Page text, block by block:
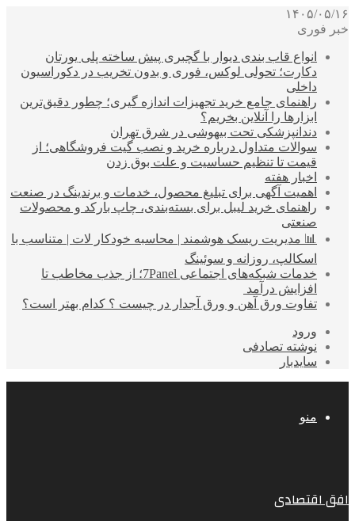
۱۴۰۵/۰۵/۱۶
خبر فوری
انواع قاب بندی دیوار با گچبری پیش ساخته پلی یورتان
دکارت؛ تحولی لوکس، فوری و بدون تخریب در دکوراسیون
داخلی
راهنمای جامع خرید تجهیزات اندازه گیری؛ چطور دقیق‌ترین
ابزارها را آنلاین بخریم؟
دندانپزشکی تحت بیهوشی در شرق تهران
سوالات متداول درباره خرید و نصب گیت فروشگاهی؛ از
قیمت تا تنظیم حساسیت و علت بوق زدن
اخبار هفته
اهمیت آگهی برای تبلیغ محصول، خدمات و برندینگ در صنعت
راهنمای خرید لیبل برای بسته‌بندی، چاپ بارکد و محصولات
صنعتی
📊 مدیریت ریسک هوشمند | محاسبه خودکار لات | متناسب با
اسکالپ، روزانه و سوئینگ
خدمات شبکه‌های اجتماعی 7Panel؛ از جذب مخاطب تا
افزایش درآمد
تفاوت ورق آهن و ورق آجدار در چیست ؟ کدام بهتر است؟
ورود
نوشته تصادفی
سایدبار
منو
افق اقتصادی